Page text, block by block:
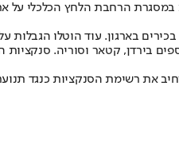
הרחבת הלחץ הכלכלי על
בארגון. עוד הוטלו
בירדן, קטאר וסוריה. סנקציות
את רשימת הסנקציות כנגד